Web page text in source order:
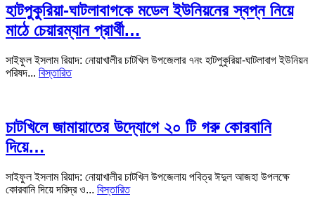
হাটপুকুরিয়া-ঘাটলাবাগকে মডেল ইউনিয়নের স্বপ্ন নিয়ে
মাঠে চেয়ারম্যান প্রার্থী…
সাইফুল ইসলাম রিয়াদ: নোয়াখালীর চাটখিল উপজেলার ৭নং হাটপুকুরিয়া-ঘাটলাবাগ ইউনিয়ন
পরিষদ... বিস্তারিত
চাটখিলে জামায়াতের উদ্যোগে ২০ টি গরু কোরবানি
দিয়ে…
সাইফুল ইসলাম রিয়াদ: নোয়াখালীর চাটখিল উপজেলায় পবিত্র ঈদুল আজহা উপলক্ষে
কোরবানি দিয়ে দরিদ্র ও... বিস্তারিত